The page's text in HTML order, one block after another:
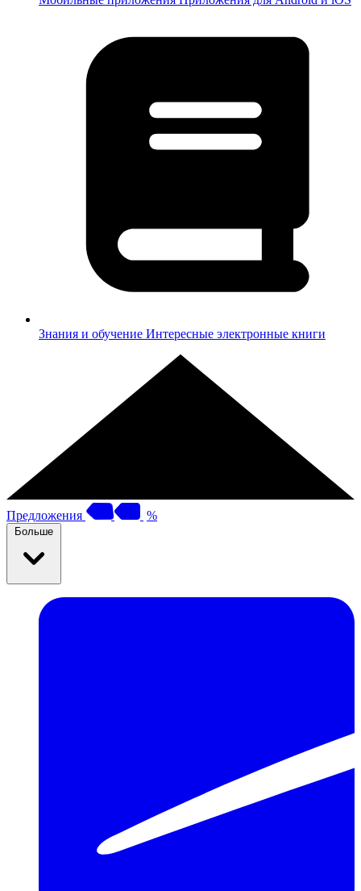
Знания и обучение Интересные электронные книги
Предложения %
Больше